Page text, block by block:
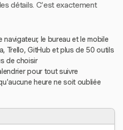
détails. C'est exactement
navigateur, le bureau et le mobile
Trello, GitHub et plus de 50 outils
de choisir
pour tout suivre
heure ne soit oubliée